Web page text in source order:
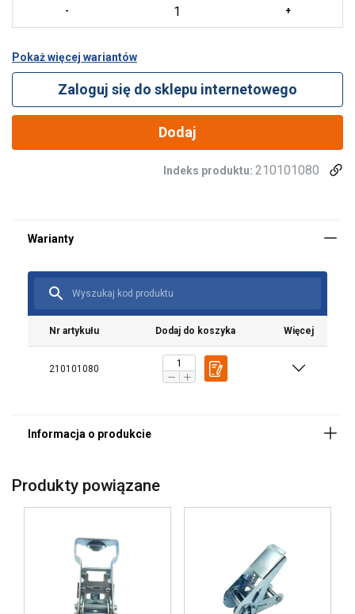
Pokaż więcej wariantów
Zaloguj się do sklepu internetowego
Dodaj
Indeks produktu: 210101080
Nr artykułu Dodaj do koszyka Więcej
210101080
Produkty powiązane
POLISH
Ta strona używa plików
cookie
personalizacji treści, reklam i analizy
naszego ruchu. Udostępniamy również
informacje o tym, jak korzystasz z naszej
witryny, naszym partnerom reklamowym